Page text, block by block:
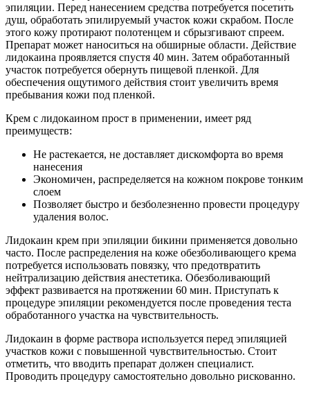
эпиляции. Перед нанесением средства потребуется посетить
душ, обработать эпилируемый участок кожи скрабом. После
этого кожу протирают полотенцем и сбрызгивают спреем.
Препарат может наноситься на обширные области. Действие
лидокаина проявляется спустя 40 мин. Затем обработанный
участок потребуется обернуть пищевой пленкой. Для
обеспечения ощутимого действия стоит увеличить время
пребывания кожи под пленкой.
Крем с лидокаином прост в применении, имеет ряд
преимуществ:
Не растекается, не доставляет дискомфорта во время
нанесения
Экономичен, распределяется на кожном покрове тонким
слоем
Позволяет быстро и безболезненно провести процедуру
удаления волос.
Лидокаин крем при эпиляции бикини применяется довольно
часто. После распределения на коже обезболивающего крема
потребуется использовать повязку, что предотвратить
нейтрализацию действия анестетика. Обезболивающий
эффект развивается на протяжении 60 мин. Приступать к
процедуре эпиляции рекомендуется после проведения теста
обработанного участка на чувствительность.
Лидокаин в форме раствора используется перед эпиляцией
участков кожи с повышенной чувствительностью. Стоит
отметить, что вводить препарат должен специалист.
Проводить процедуру самостоятельно довольно рискованно.